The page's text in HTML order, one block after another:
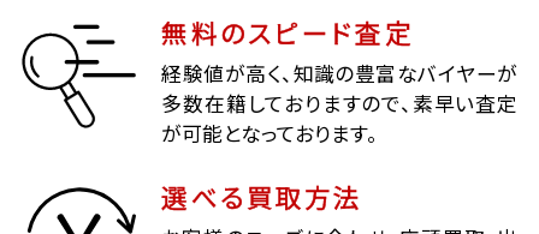
無料のスピード査定
経験値が高く、知識の豊富なバイヤーが
多数在籍しておりますので、素早い査定
が可能となっております。
選べる買取方法